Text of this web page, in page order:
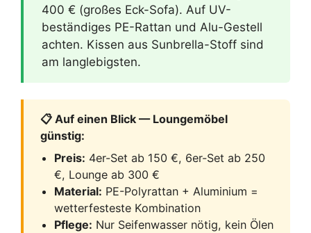
400 € (großes Eck-Sofa). Auf UV-
beständiges PE-Rattan und Alu-Gestell
achten. Kissen aus Sunbrella-Stoff sind
am langlebigsten.
📋 Auf einen Blick — Loungemöbel
günstig:
Preis: 4er-Set ab 150 €, 6er-Set ab 250
€, Lounge ab 300 €
Material: PE-Polyrattan + Aluminium =
wetterfesteste Kombination
Pflege: Nur Seifenwasser nötig, kein Ölen